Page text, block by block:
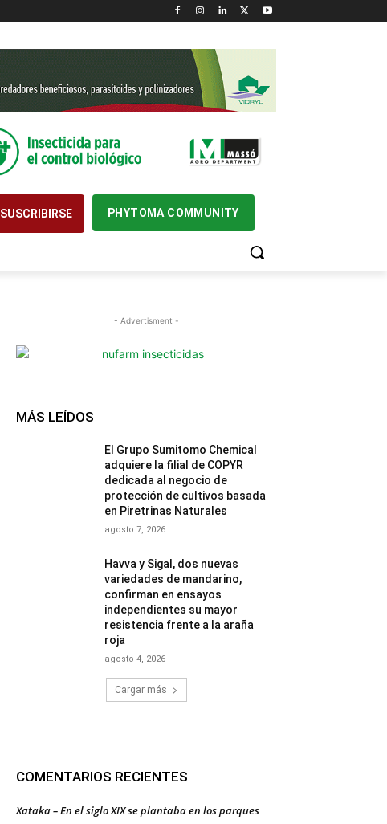
SUSCRIBIRSE PHYTOMA COMMUNITY
- Advertisment -
MÁS LEÍDOS
El Grupo Sumitomo Chemical
adquiere la filial de COPYR
dedicada al negocio de
protección de cultivos basada
en Piretrinas Naturales
agosto 7, 2026
Havva y Sigal, dos nuevas
variedades de mandarino,
confirman en ensayos
independientes su mayor
resistencia frente a la araña
roja
agosto 4, 2026
Cargar más
COMENTARIOS RECIENTES
Xataka – En el siglo XIX se plantaba en los parques